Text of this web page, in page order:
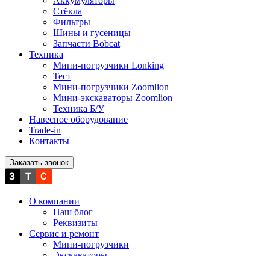
Стёкла
Фильтры
Шины и гусеницы
Запчасти Bobcat
Техника
Мини-погрузчики Lonking
Тест
Мини-погрузчики Zoomlion
Мини-экскаваторы Zoomlion
Техника Б/У
Навесное оборудование
Trade-in
Контакты
Заказать звонок
О компании
Наш блог
Реквизиты
Сервис и ремонт
Мини-погрузчики